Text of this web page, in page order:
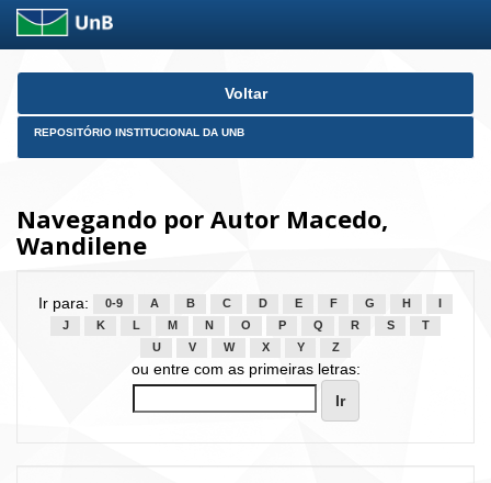
Skip
Voltar
REPOSITÓRIO INSTITUCIONAL DA UNB
Navegando por Autor Macedo,
Wandilene
Ir para: 0-9 A B C D E F G H
J
K L M N O P Q R S
T
U
V W X Y Z
ou entre com as primeiras letras: